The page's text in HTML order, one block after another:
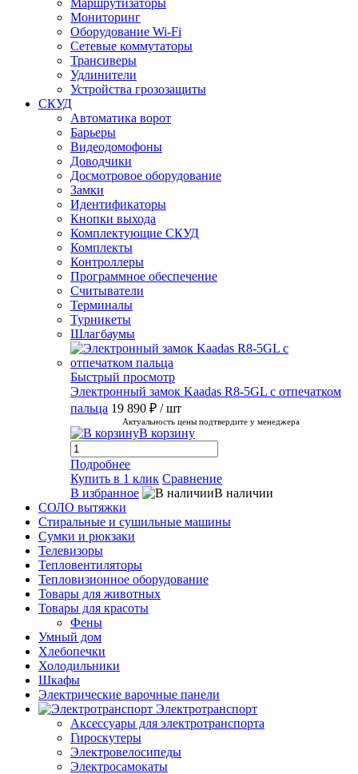
Маршрутизаторы
Мониторинг
Оборудование Wi-Fi
Сетевые коммутаторы
Трансиверы
Удлинители
Устройства грозозащиты
СКУД
Автоматика ворот
Барьеры
Видеодомофоны
Доводчики
Досмотровое оборудование
Замки
Идентификаторы
Кнопки выхода
Комплектующие СКУД
Комплекты
Контроллеры
Программное обеспечение
Считыватели
Терминалы
Турникеты
Шлагбаумы
Быстрый просмотр
Электронный замок Kaadas R8-5GL с отпечатком
пальца 19 890 ₽ / шт
Актуальность цены подтвердите у менеджера
В корзину
Подробнее
Купить в 1 клик Сравнение
В избранное
В наличии
СОЛО вытяжки
Стиральные и сушильные машины
Сумки и рюкзаки
Телевизоры
Тепловентиляторы
Тепловизионное оборудование
Товары для животных
Товары для красоты
Фены
Умный дом
Хлебопечки
Холодильники
Шкафы
Электрические варочные панели
Электротранспорт
Аксессуары для электротранспорта
Гироскутеры
Электровелосипеды
Электросамокаты